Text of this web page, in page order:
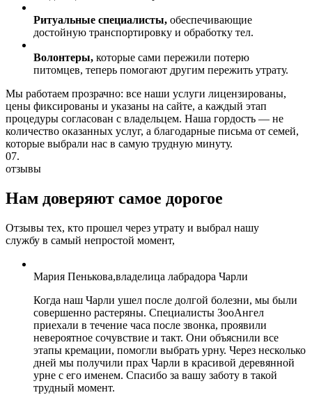
Ритуальные специалисты, обеспечивающие
достойную транспортировку и обработку тел.
Волонтеры, которые сами пережили потерю
питомцев, теперь помогают другим пережить утрату.
Мы работаем прозрачно: все наши услуги лицензированы,
цены фиксированы и указаны на сайте, а каждый этап
процедуры согласован с владельцем. Наша гордость — не
количество оказанных услуг, а благодарные письма от семей,
которые выбрали нас в самую трудную минуту.
07.
отзывы
Нам доверяют самое дорогое
Отзывы тех, кто прошел через утрату и выбрал нашу
службу в самый непростой момент,
Мария Пенькова,владелица лабрадора Чарли
Когда наш Чарли ушел после долгой болезни, мы были
совершенно растеряны. Специалисты ЗооАнгел
приехали в течение часа после звонка, проявили
невероятное сочувствие и такт. Они объяснили все
этапы кремации, помогли выбрать урну. Через несколько
дней мы получили прах Чарли в красивой деревянной
урне с его именем. Спасибо за вашу заботу в такой
трудный момент.